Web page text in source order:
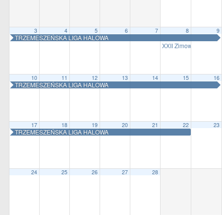
3
TRZEMESZEŃSKA LIGA HALOWA
4 5 6 7 8
XXII Zimowy Bieg
9
10
TRZEMESZEŃSKA LIGA HALOWA
11 12 13 14 15 16
17
TRZEMESZEŃSKA LIGA HALOWA
18 19 20 21 22 23
24 25 26 27 28